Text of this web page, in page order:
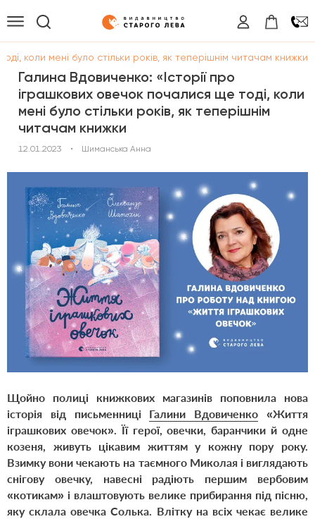
коли мені було стільки років, як теперішнім читачам книжки
Галина Вдовиченко: «Історії про
іграшкових овечок почалися ще тоді, коли
мені було стільки років, як теперішнім
читачам книжки
12.01.2023 • Шиманська Анна
Щойно полиці книжкових магазинів поповнила нова
історія від письменниці Галини Вдовиченко
«Життя
іграшкових овечок». Її герої, овечки, баранчики й одне
козеня, живуть цікавим життям у кожну пору року.
Взимку вони чекають на таємного Миколая і виглядають
снігову овечку, навесні радіють першим вербовим
«котикам» і влаштовують велике прибирання під пісню,
яку склала овечка Солька. Влітку на всіх чекає велике